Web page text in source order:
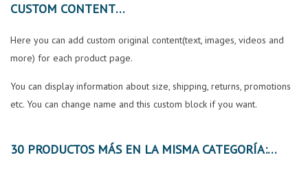
CUSTOM CONTENT
Here you can add custom original content(text, images, videos and
more) for each product page.
You can display information about size, shipping, returns, promotions
etc. You can change name and this custom block if you want.
30 PRODUCTOS MÁS EN LA MISMA CATEGORÍA: